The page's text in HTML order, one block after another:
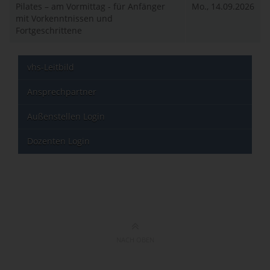
Pilates – am Vormittag - für Anfänger
mit Vorkenntnissen und
Fortgeschrittene
Mo., 14.09.2026
vhs-Leitbild
Ansprechpartner
Außenstellen Login
Dozenten Login